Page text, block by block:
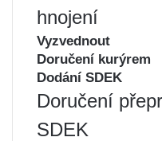
hnojení
Vyzvednout
Doručení kurýrem
Dodání SDEK
Doručení
SDEK